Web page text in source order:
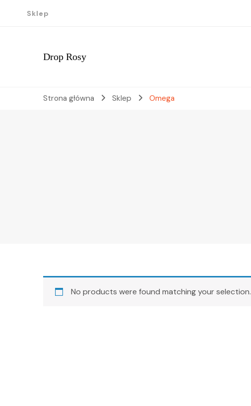
Sklep
Drop Rosy
Strona główna Sklep Omega
No products were found matching your selection.